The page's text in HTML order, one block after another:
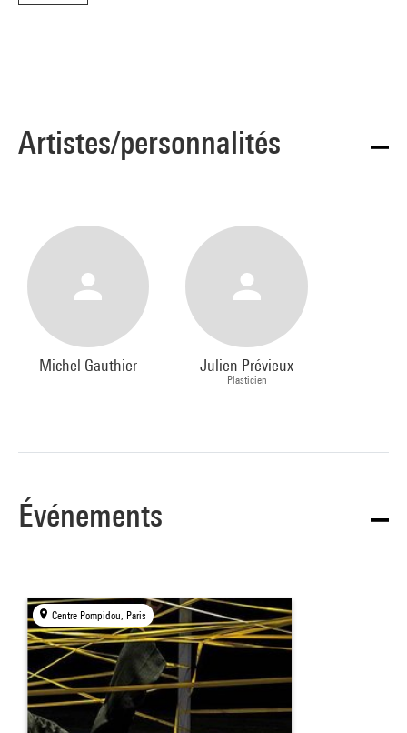
Artistes/personnalités
Michel Gauthier Julien Prévieux
Plasticien
Événements
Centre Pompidou, Paris